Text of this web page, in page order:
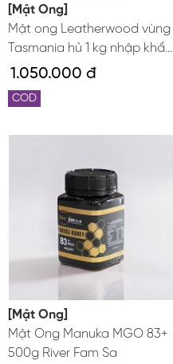
[Mật Ong]
Mật ong Leatherwood vùng
Tasmania hủ 1 kg nhập khẩu
từ Úc
1.050.000 đ
COD
[Mật Ong]
Mật Ong Manuka MGO 83+
500g River Fam Sa